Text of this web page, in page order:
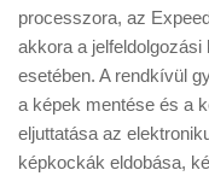
Helyszíni Riport
E-BB
processzora, az
akkora a
esetében. A rendkívül
a képek mentése és a
eljuttatása az
képkockák eldobása,